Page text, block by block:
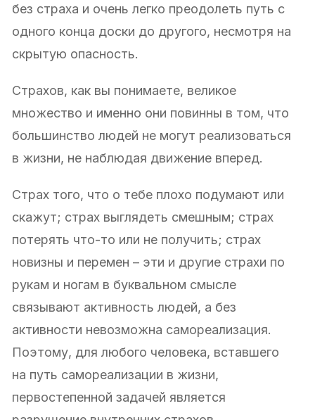
без страха и очень легко преодолеть путь с
одного конца доски до другого, несмотря на
скрытую опасность.
Страхов, как вы понимаете, великое
множество и именно они повинны в том, что
большинство людей не могут реализоваться
в жизни, не наблюдая движение вперед.
Страх того, что о тебе плохо подумают или
скажут; страх выглядеть смешным; страх
потерять что-то или не получить; страх
новизны и перемен – эти и другие страхи по
рукам и ногам в буквальном смысле
связывают активность людей, а без
активности невозможна самореализация.
Поэтому, для любого человека, вставшего
на путь самореализации в жизни,
первостепенной задачей является